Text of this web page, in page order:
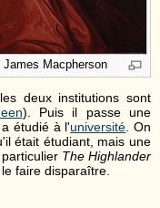
James Macpherson
deux institutions sont
). Puis il passe une
a étudié à l'université . On
était étudiant, mais une
The Highlander
faire disparaître.